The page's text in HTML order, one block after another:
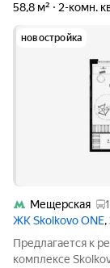
58,8 м² 2-комн.
новостройка
Мещерская
ЖК Skolkovo ONE
Предлагается к
комплексе